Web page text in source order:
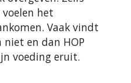
het
Vaak vindt
en dan HOP
voeding eruit.